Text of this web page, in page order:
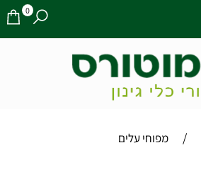
0
/ מפוחי עלים